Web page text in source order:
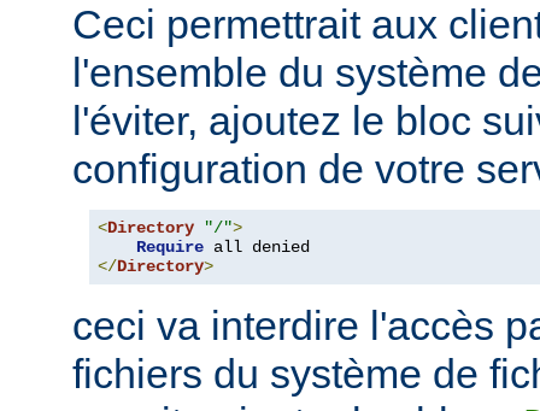
Ceci permettrait aux
l'ensemble du système
l'éviter, ajoutez le bloc
configuration de votre
<Directory "/">
Require
</Directory>
ceci va interdire l'accès
fichiers du système de